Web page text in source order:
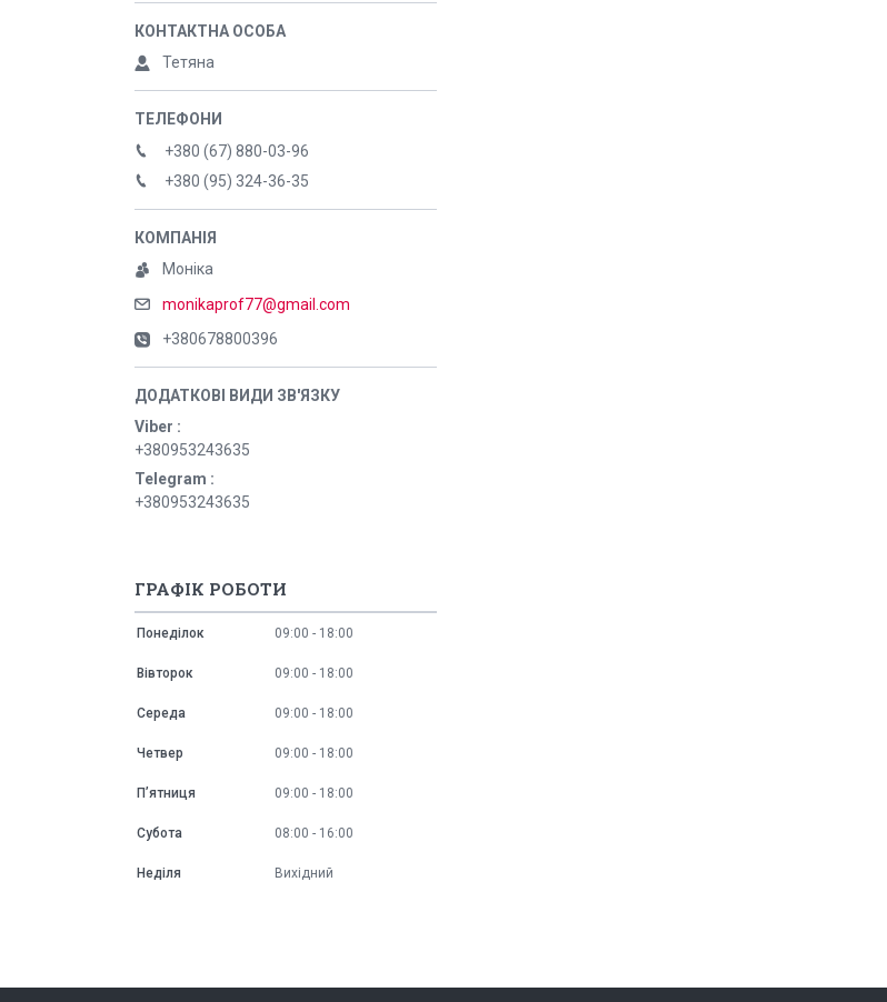
Тетяна
+380 (67) 880-03-96
+380 (95) 324-36-35
Моніка
monikaprof77@gmail.com
+380678800396
Viber
+380953243635
Telegram
+380953243635
ГРАФІК РОБОТИ
Понеділок 09:00 18:00
Вівторок 09:00 18:00
Середа 09:00 18:00
Четвер 09:00 18:00
Пʼятниця 09:00 18:00
Субота 08:00 16:00
Неділя Вихідний